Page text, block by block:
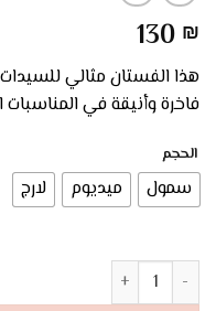
130 ₪
هذا الفستان مثالي
فاخرة وأنيقة في المناسبات
الحجم
سمول ميديوم لارج
كمية فستان Poem بدون أكتاف أحمر